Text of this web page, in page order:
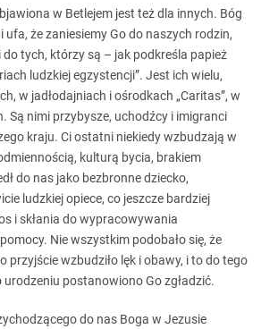
w Betlejem jest też dla innych. Bóg
ufa, że zaniesiemy Go do naszych rodzin,
do tych, którzy są – jak podkreśla papież
ludzkiej egzystencji”. Jest ich wielu,
w jadłodajniach i ośrodkach „Caritas”, w
Są nimi przybysze, uchodźcy i imigranci
kraju. Ci ostatni niekiedy wzbudzają w
kulturą bycia, brakiem
do nas jako bezbronne dziecko,
ludzkiej opiece, co jeszcze bardziej
i skłania do wypracowywania
Nie wszystkim podobało się, że
przyjście wzbudziło lęk i obawy, i to do tego
urodzeniu postanowiono Go zgładzić.
do nas Boga w Jezusie